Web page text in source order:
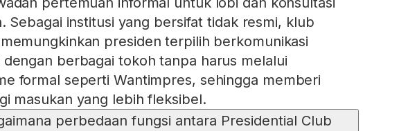
Sebagai institusi yang bersifat tidak resmi, klub
presiden terpilih berkomunikasi
dengan berbagai tokoh tanpa harus melalui
formal seperti Wantimpres, sehingga memberi
masukan yang lebih fleksibel.
perbedaan fungsi antara Presidential Club